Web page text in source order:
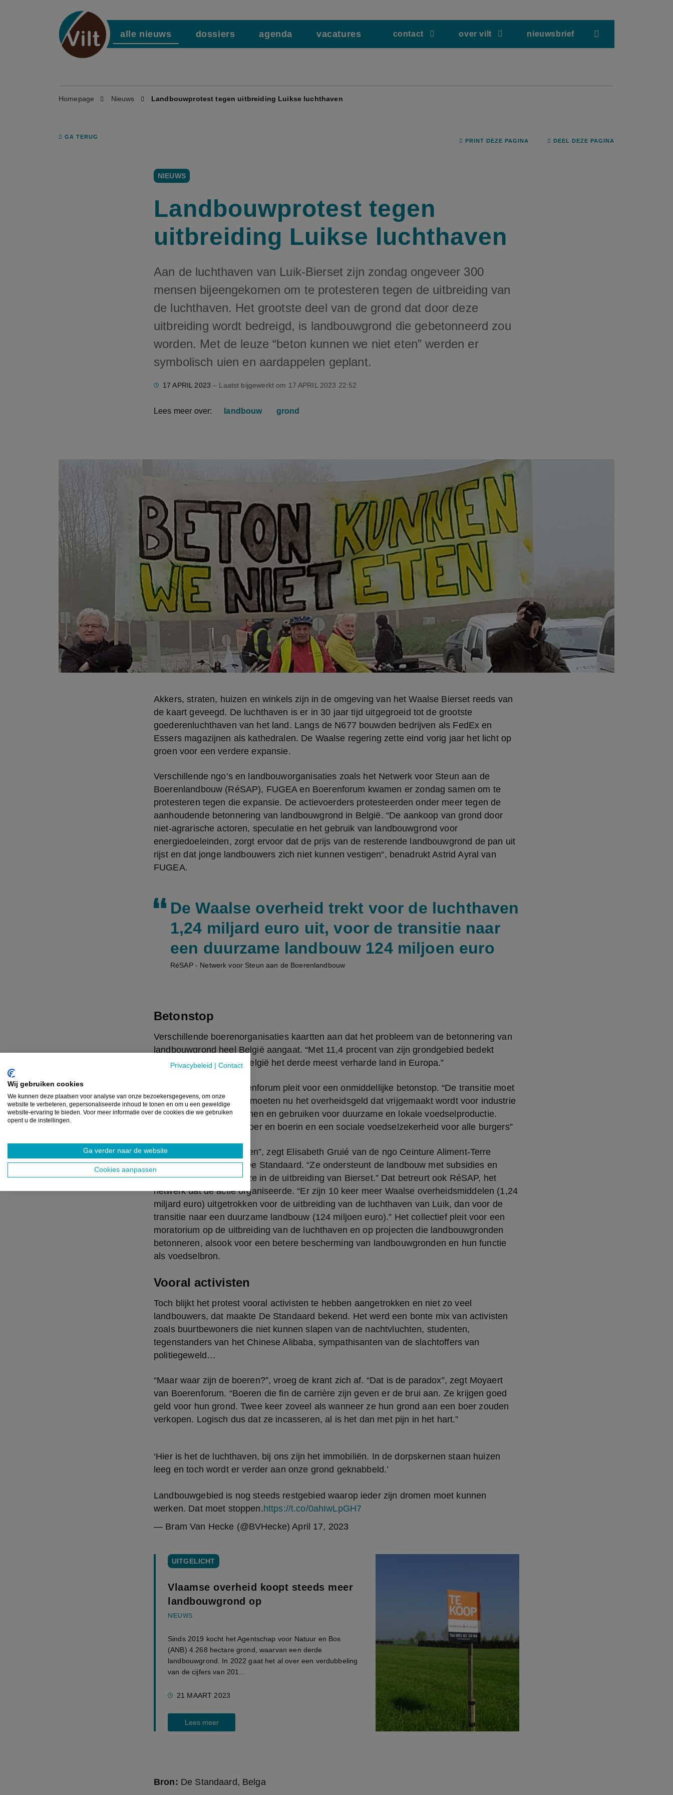
Privacybeleid Contact
Wij gebruiken cookies
We kunnen deze plaatsen voor analyse van onze bezoekersgegevens, om onze
website te verbeteren, gepersonaliseerde inhoud te tonen en om u een geweldige
website-ervaring te bieden. Voor meer informatie over de cookies die we gebruiken
opent u de instellingen.
Ga verder naar de website
Cookies aanpassen
alle nieuws dossiers agenda vacatures contact over vilt nieuwsbrief
Homepage Nieuws Landbouwprotest tegen uitbreiding Luikse luchthaven
GA TERUG
PRINT DEZE PAGINA DEEL DEZE PAGINA
NIEUWS
Landbouwprotest tegen
uitbreiding Luikse luchthaven
Aan de luchthaven van Luik-Bierset zijn zondag ongeveer 300
mensen bijeengekomen om te protesteren tegen de uitbreiding van
de luchthaven. Het grootste deel van de grond dat door deze
uitbreiding wordt bedreigd, is landbouwgrond die gebetonneerd zou
worden. Met de leuze “beton kunnen we niet eten” werden er
symbolisch uien en aardappelen geplant.
17 APRIL 2023 – Laatst bijgewerkt om 17 APRIL 2023 22:52
Lees meer over: landbouw grond
Akkers, straten, huizen en winkels zijn in de omgeving van het Waalse Bierset reeds van
de kaart geveegd. De luchthaven is er in 30 jaar tijd uitgegroeid tot de grootste
goederenluchthaven van het land. Langs de N677 bouwden bedrijven als FedEx en
Essers magazijnen als kathedralen. De Waalse regering zette eind vorig jaar het licht op
groen voor een verdere expansie.
Verschillende ngo’s en landbouworganisaties zoals het Netwerk voor Steun aan de
Boerenlandbouw (RéSAP), FUGEA en Boerenforum kwamen er zondag samen om te
protesteren tegen die expansie. De actievoerders protesteerden onder meer tegen de
aanhoudende betonnering van landbouwgrond in België. “De aankoop van grond door
niet-agrarische actoren, speculatie en het gebruik van landbouwgrond voor
energiedoeleinden, zorgt ervoor dat de prijs van de resterende landbouwgrond de pan uit
rijst en dat jonge landbouwers zich niet kunnen vestigen“, benadrukt Astrid Ayral van
FUGEA.
De Waalse overheid trekt voor de luchthaven
1,24 miljard euro uit, voor de transitie naar
een duurzame landbouw 124 miljoen euro
RéSAP - Netwerk voor Steun aan de Boerenlandbouw
Betonstop
Verschillende boerenorganisaties kaartten aan dat het probleem van de betonnering van
landbouwgrond heel België aangaat. “Met 11,4 procent van zijn grondgebied bedekt
onder beton (2018) is België het derde meest verharde land in Europa.”
Wim Moyaert van Boerenforum pleit voor een onmiddellijke betonstop. “De transitie moet
nu ingezet worden. We moeten nu het overheidsgeld dat vrijgemaakt wordt voor industrie
en kapitalisme terugnemen en gebruiken voor duurzame en lokale voedselproductie.
Correct inkomen voor boer en boerin en een sociale voedselzekerheid voor alle burgers”
“De politiek is schizofreen”, zegt Elisabeth Gruié van de ngo Ceinture Aliment-Terre
Liégeoise (CATL) aan De Standaard. “Ze ondersteunt de landbouw met subsidies en
tegelijkertijd investeert ze in de uitbreiding van Bierset.” Dat betreurt ook RéSAP, het
netwerk dat de actie organiseerde. “Er zijn 10 keer meer Waalse overheidsmiddelen (1,24
miljard euro) uitgetrokken voor de uitbreiding van de luchthaven van Luik, dan voor de
transitie naar een duurzame landbouw (124 miljoen euro).” Het collectief pleit voor een
moratorium op de uitbreiding van de luchthaven en op projecten die landbouwgronden
betonneren, alsook voor een betere bescherming van landbouwgronden en hun functie
als voedselbron.
Vooral activisten
Toch blijkt het protest vooral activisten te hebben aangetrokken en niet zo veel
landbouwers, dat maakte De Standaard bekend. Het werd een bonte mix van activisten
zoals buurtbewoners die niet kunnen slapen van de nachtvluchten, studenten,
tegenstanders van het Chinese Alibaba, sympathisanten van de slachtoffers van
politiegeweld…
“Maar waar zijn de boeren?”, vroeg de krant zich af. “Dat is de paradox”, zegt Moyaert
van Boerenforum. “Boeren die fin de carrière zijn geven er de brui aan. Ze krijgen goed
geld voor hun grond. Twee keer zoveel als wanneer ze hun grond aan een boer zouden
verkopen. Logisch dus dat ze incasseren, al is het dan met pijn in het hart.”
‘Hier is het de luchthaven, bij ons zijn het immobiliën. In de dorpskernen staan huizen
leeg en toch wordt er verder aan onze grond geknabbeld.’
Landbouwgebied is nog steeds restgebied waarop ieder zijn dromen moet kunnen
werken. Dat moet stoppen. https://t.co/0ahIwLpGH7
— Bram Van Hecke (@BVHecke)April 17, 2023
UITGELICHT
Vlaamse overheid koopt steeds meer
landbouwgrond op
NIEUWS
Sinds 2019 kocht het Agentschap voor Natuur en Bos
(ANB) 4.268 hectare grond, waarvan een derde
landbouwgrond. In 2022 gaat het al over een verdubbeling
van de cijfers van 201...
21 MAART 2023
Lees meer
Bron: De Standaard, Belga